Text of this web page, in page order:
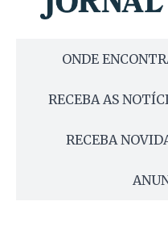
ONDE
RECEBA AS
RECEBA